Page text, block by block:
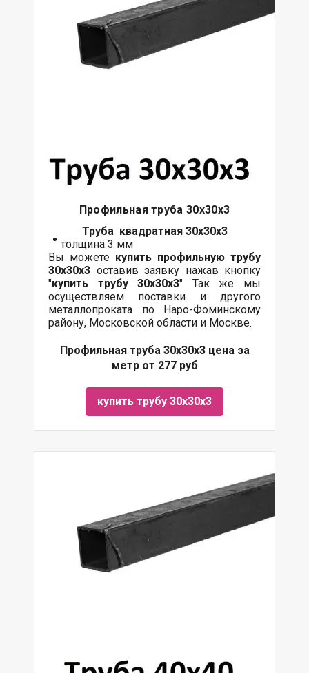
Профильная труба 30х30х3
Труба квадратная 30х30х3
толщина 3 мм
Вы можете купить профильную трубу
30х30х3 оставив заявку нажав кнопку
"купить трубу30х30х3" Так же мы
осуществляем поставки и другого
металлопроката по Наро-Фоминскому
району, Московской области и Москве.
Профильная труба 30х30х3 цена за
метр от 277 руб
купить трубу 30х30х3